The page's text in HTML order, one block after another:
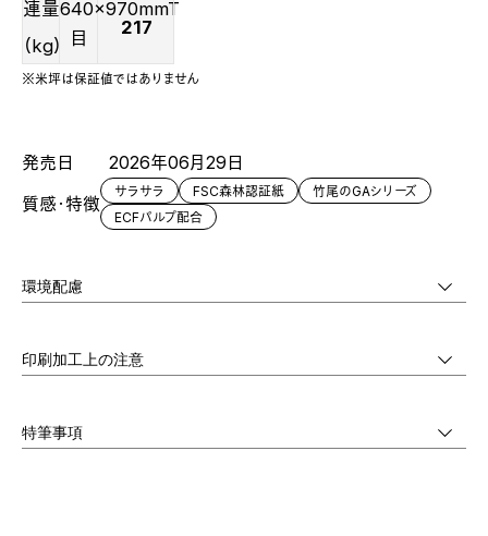
連量
（kg）
640x970mmT
目
217
※米坪は保証値ではありません
発売日
2026年06月29日
質感・特徴
サラサラ FSC森林認証紙
竹尾のGAシリーズ
ECFパルプ配合
環境配慮
印刷加工上の注意
特筆事項